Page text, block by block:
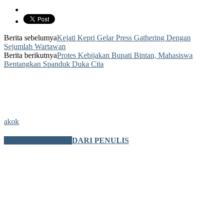
Berita sebelumyaKejati Kepri Gelar Press Gathering Dengan
Sejumlah Wartawan
Berita berikutnyaProtes Kebijakan Bupati Bintan, Mahasiswa
Bentangkan Spanduk Duka Cita
akok
DARI PENULIS